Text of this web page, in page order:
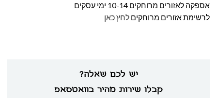
יש לכם שאלה?
קבלו שירות מהיר בוואטסאפ
אספקה לאזורים מרוחקים 10-14 ימי עסקים
לרשימת אזורים מרוחקים לחץ כאן